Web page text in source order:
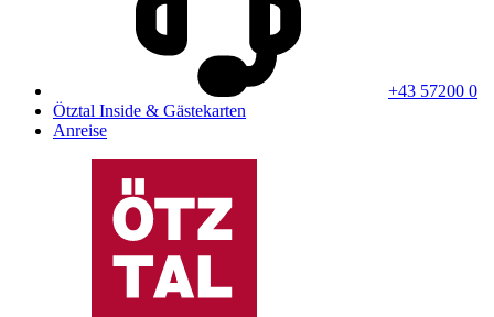
+43 57200 0
Ötztal Inside & Gästekarten
Anreise